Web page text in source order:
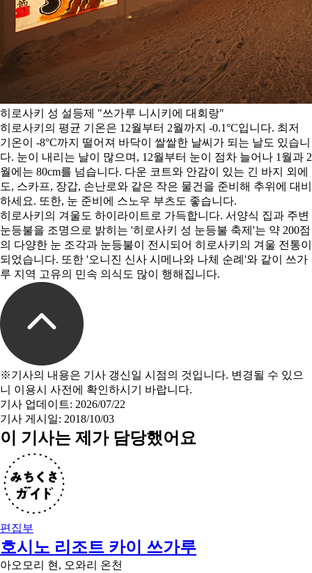
히로사키 성 설등제 "쓰가루 니시키에 대회랑"
히로사키의 평균 기온은 12월부터 2월까지 -0.1°C입니다. 최저
기온이 -8°C까지 떨어져 바닥이 쌀쌀한 날씨가 되는 날도 있습니
다. 눈이 내리는 날이 많으며, 12월부터 눈이 점차 늘어나 1월과 2
월에는 80cm를 넘습니다. 다운 코트와 안감이 있는 긴 바지 외에
도, 스카프, 장갑, 손난로와 같은 작은 물건을 준비해 추위에 대비
하세요. 또한, 눈 준비에 스노우 부츠도 좋습니다.
히로사키의 겨울도 하이라이트로 가득합니다. 서양식 집과 주변
눈등불을 조명으로 밝히는 '히로사키 성 눈등불 축제'는 약 200점
의 다양한 눈 조각과 눈등불이 전시되어 히로사키의 겨울 전통이
되었습니다. 또한 '오니진 신사 시메나와 나체 순례'와 같이 쓰가
루 지역 고유의 민속 의식도 많이 행해집니다.
※기사의 내용은 기사 갱신일 시점의 것입니다. 변경될 수 있으
니 이용시 사전에 확인하시기 바랍니다.
기사 업데이트: 2026/07/22
기사 게시일: 2018/10/03
이 기사는 제가 담당했어요
편집부
호시노 리조트 카이 쓰가루
아오모리 현, 오와리 온천